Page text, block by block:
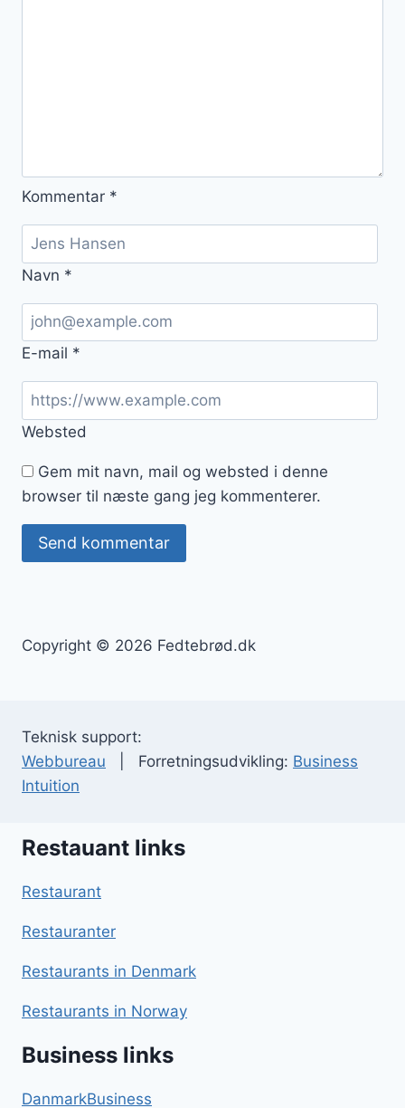
Kommentar *
Navn *
E-mail *
Websted
Gem mit navn, mail og websted i denne
browser til næste gang jeg kommenterer.
Copyright © 2026 Fedtebrød.dk
Teknisk support:
Webbureau | Forretningsudvikling: Business
Intuition
Restauant links
Restaurant
Restauranter
Restaurants in Denmark
Restaurants in Norway
Business links
DanmarkBusiness